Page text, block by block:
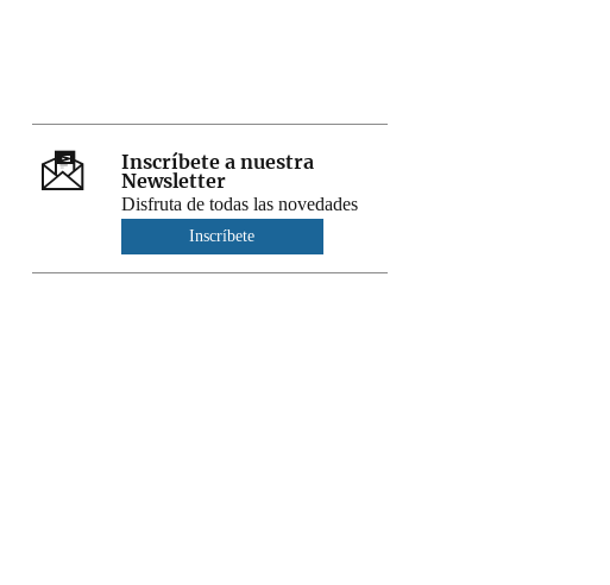
Inscríbete a nuestra
Newsletter
Disfruta de todas las novedades
Inscríbete